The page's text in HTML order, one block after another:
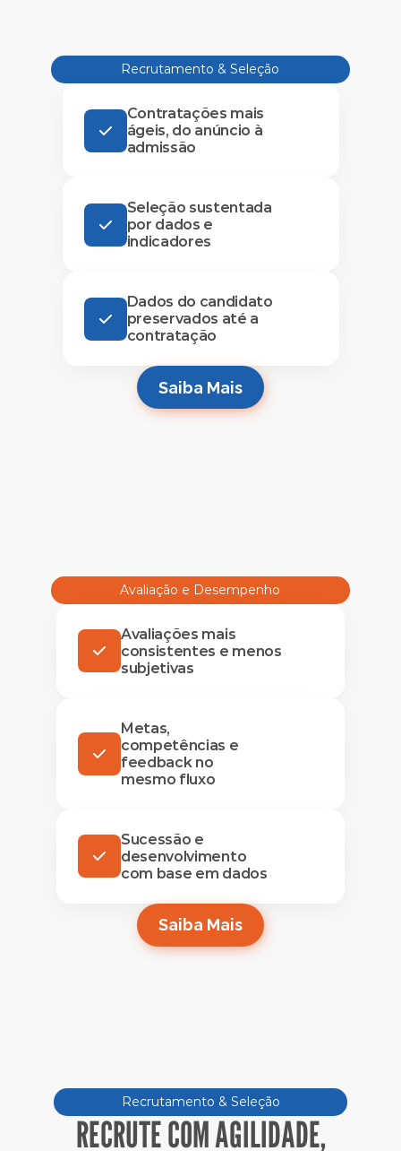
Recrutamento & Seleção
Contratações mais
ágeis, do anúncio à
admissão
Seleção sustentada
por dados e
indicadores
Dados do candidato
preservados até a
contratação
Saiba Mais
Avaliação e Desempenho
Avaliações mais
consistentes e menos
subjetivas
Metas,
competências e
feedback no
mesmo fluxo
Sucessão e
desenvolvimento
com base em dados
Saiba Mais
Recrutamento & Seleção
RECRUTE COM AGILIDADE,